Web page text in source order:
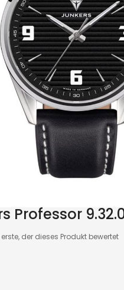
Professor
der dieses Produkt bewertet